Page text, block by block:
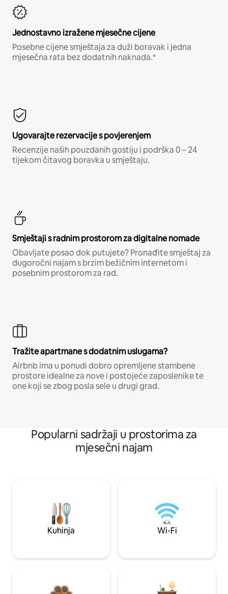
Jednostavno izražene mjesečne cijene
Posebne cijene smještaja za duži boravak i jedna
mjesečna rata bez dodatnih naknada.*
Ugovarajte rezervacije s povjerenjem
Recenzije naših pouzdanih gostiju i podrška 0 – 24
tijekom čitavog boravka u smještaju.
Smještaji s radnim prostorom za digitalne nomade
Obavljate posao dok putujete? Pronađite smještaj za
dugoročni najam s brzim bežičnim internetom i
posebnim prostorom za rad.
Tražite apartmane s dodatnim uslugama?
Airbnb ima u ponudi dobro opremljene stambene
prostore idealne za nove i postojeće zaposlenike te
one koji se zbog posla sele u drugi grad.
Popularni sadržaji u prostorima za
mjesečni najam
Kuhinja Wi-Fi